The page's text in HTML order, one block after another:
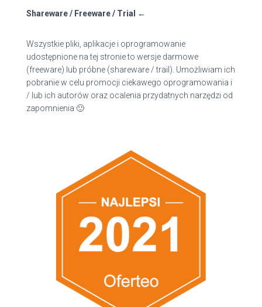
Shareware / Freeware / Trial ←
Wszystkie pliki, aplikacje i oprogramowanie
udostępnione na tej stronie to wersje darmowe
(freeware) lub próbne (shareware / trail). Umożliwiam ich
pobranie w celu promocji ciekawego oprogramowania i
/ lub ich autorów oraz ocalenia przydatnych narzędzi od
zapomnienia 🙂